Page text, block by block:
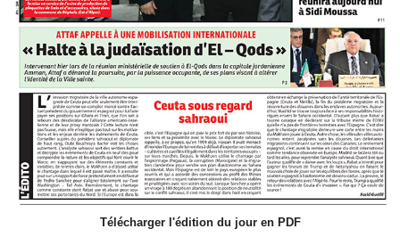
Télécharger l'édition du jour en PDF